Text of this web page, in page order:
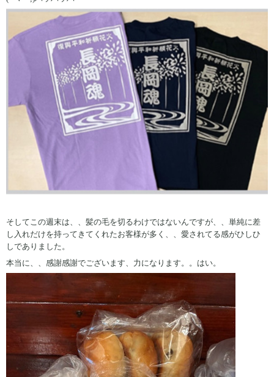
そしてこの週末は、、髪の毛を切るわけではないんですが、、単純に差
し入れだけを持ってきてくれたお客様が多く、、愛されてる感がひしひ
しでありました。
本当に、、感謝感謝でございます、力になります。。はい。